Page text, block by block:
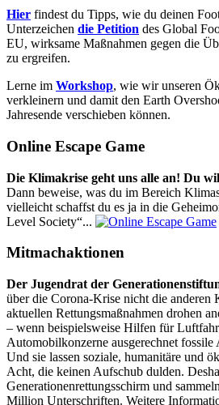
Hier findest du Tipps, wie du deinen
Unterzeichen die Petition des Global
EU, wirksame Maßnahmen gegen die
zu ergreifen.
Lerne im Workshop, wie wir unseren
verkleinern und damit den Earth
Jahresende verschieben können.
Online Escape Game
Die Klimakrise geht uns alle an! Du
Dann beweise, was du im Bereich
vielleicht schaffst du es ja in die
Level Society“...
Mitmachaktionen
Der Jugendrat der
über die Corona-Krise nicht die anderen
aktuellen Rettungsmaßnahmen drohen
– wenn beispielsweise Hilfen für
Automobilkonzerne ausgerechnet
Und sie lassen soziale, humanitäre und
Acht, die keinen Aufschub dulden.
Generationenrettungsschirm und
Million Unterschriften. Weitere